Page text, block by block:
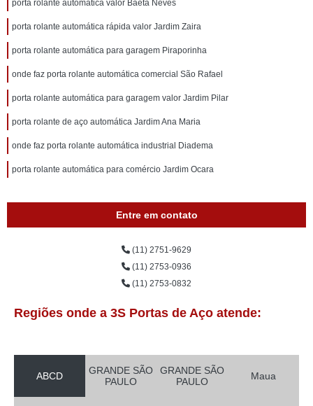
porta rolante automática valor Baeta Neves
porta rolante automática rápida valor Jardim Zaira
porta rolante automática para garagem Piraporinha
onde faz porta rolante automática comercial São Rafael
porta rolante automática para garagem valor Jardim Pilar
porta rolante de aço automática Jardim Ana Maria
onde faz porta rolante automática industrial Diadema
porta rolante automática para comércio Jardim Ocara
Entre em contato
(11) 2751-9629
(11) 2753-0936
(11) 2753-0832
Regiões onde a 3S Portas de Aço atende:
ABCD
GRANDE SÃO
PAULO
GRANDE SÃO
PAULO
Maua